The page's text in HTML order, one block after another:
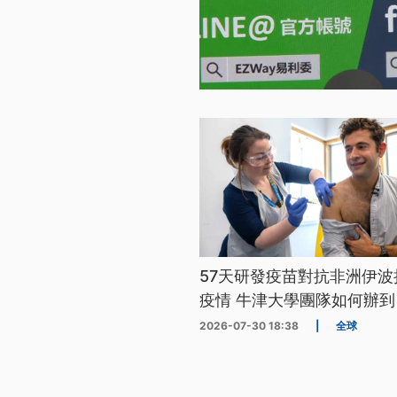
57天研發疫苗對抗非洲伊
疫情 牛津大學團隊如何辦
2026-07-30 18:38 全球